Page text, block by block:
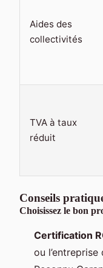
Aides des
collectivités
TVA à taux
réduit
Conseils
Choisissez le bon
Certification
ou